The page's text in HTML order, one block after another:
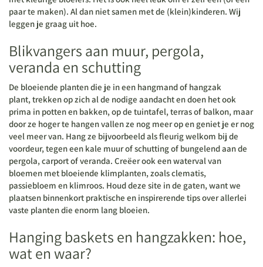
paar te maken). Al dan niet samen met de (klein)kinderen. Wij
leggen je graag uit hoe.
Blikvangers aan muur, pergola,
veranda en schutting
De bloeiende planten die je in een hangmand of hangzak
plant, trekken op zich al de nodige aandacht en doen het ook
prima in potten en bakken, op de tuintafel, terras of balkon, maar
door ze hoger te hangen vallen ze nog meer op en geniet je er nog
veel meer van. Hang ze bijvoorbeeld als fleurig welkom bij de
voordeur, tegen een kale muur of schutting of bungelend aan de
pergola, carport of veranda. Creëer ook een waterval van
bloemen met bloeiende klimplanten, zoals clematis,
passiebloem en klimroos. Houd deze site in de gaten, want we
plaatsen binnenkort praktische en inspirerende tips over allerlei
vaste planten die enorm lang bloeien.
Hanging baskets en hangzakken: hoe,
wat en waar?